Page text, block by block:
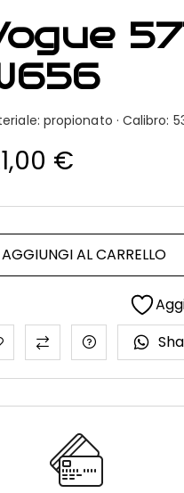
propionato · Calibro:
€
AGGIUNGI AL CARRELLO